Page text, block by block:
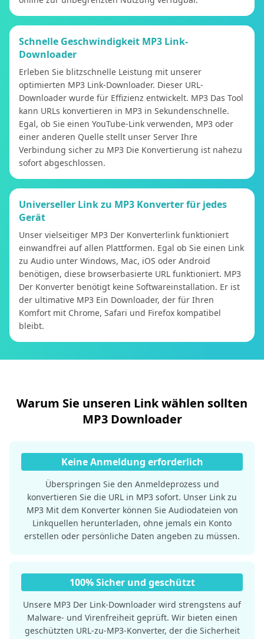
Schnelle Geschwindigkeit MP3 Link-
Downloader
Erleben Sie blitzschnelle Leistung mit unserer
optimierten MP3 Link-Downloader. Dieser URL-
Downloader wurde für Effizienz entwickelt. MP3 Das Tool
kann URLs konvertieren in MP3 in Sekundenschnelle.
Egal, ob Sie einen YouTube-Link verwenden, MP3 oder
einer anderen Quelle stellt unser Server Ihre
Verbindung sicher zu MP3 Die Konvertierung ist nahezu
sofort abgeschlossen.
Universeller Link zu MP3 Konverter für jedes
Gerät
Unser vielseitiger MP3 Der Konverterlink funktioniert
einwandfrei auf allen Plattformen. Egal ob Sie einen Link
zu Audio unter Windows, Mac, iOS oder Android
benötigen, diese browserbasierte URL funktioniert. MP3
Der Konverter benötigt keine Softwareinstallation. Er ist
der ultimative MP3 Ein Downloader, der für Ihren
Komfort mit Chrome, Safari und Firefox kompatibel
bleibt.
Warum Sie unseren Link wählen sollten
MP3 Downloader
Keine Anmeldung erforderlich
Überspringen Sie den Anmeldeprozess und
konvertieren Sie die URL in MP3 sofort. Unser Link zu
MP3 Mit dem Konverter können Sie Audiodateien von
Linkquellen herunterladen, ohne jemals ein Konto
erstellen oder persönliche Daten angeben zu müssen.
100% Sicher und geschützt
Unsere MP3 Der Link-Downloader wird strengstens auf
Malware- und Virenfreiheit geprüft. Wir bieten einen
geschützten URL-zu-MP3-Konverter, der die Sicherheit